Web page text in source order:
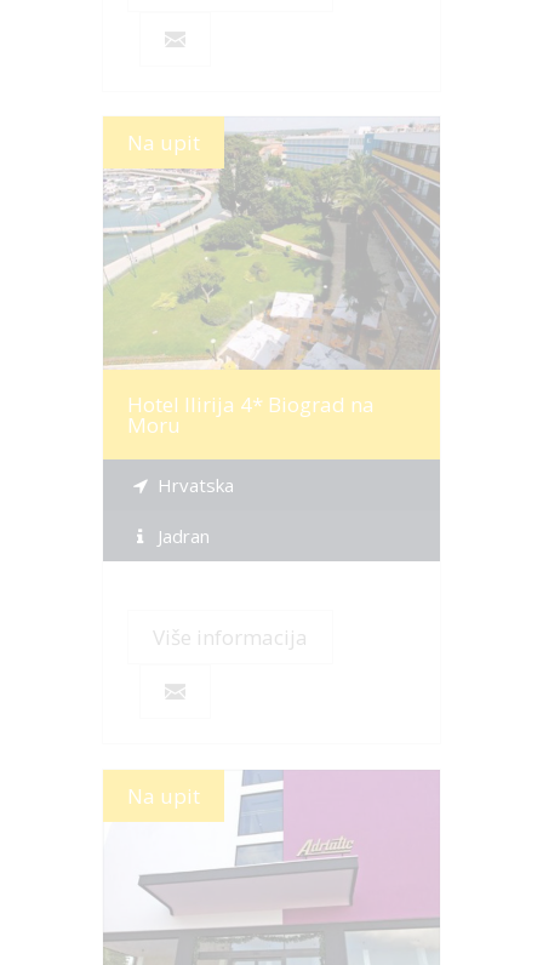
Na upit
Više informacija
Hotel Ilirija 4* Biograd na
Moru
Hrvatska
Jadran
Više informacija
Na upit